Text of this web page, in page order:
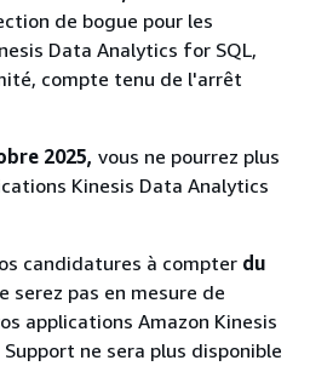
de bogue pour les
Data Analytics for SQL,
compte tenu de l'arrêt
2025, vous ne pourrez plus
Kinesis Data Analytics
candidatures à compter du
serez pas en mesure de
applications Amazon Kinesis
ne sera plus disponible